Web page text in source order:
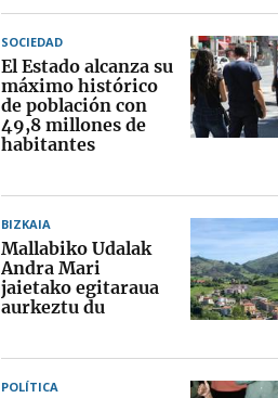
SOCIEDAD
El Estado alcanza su
máximo histórico
de población con
49,8 millones de
habitantes
BIZKAIA
Mallabiko Udalak
Andra Mari
jaietako egitaraua
aurkeztu du
POLÍTICA